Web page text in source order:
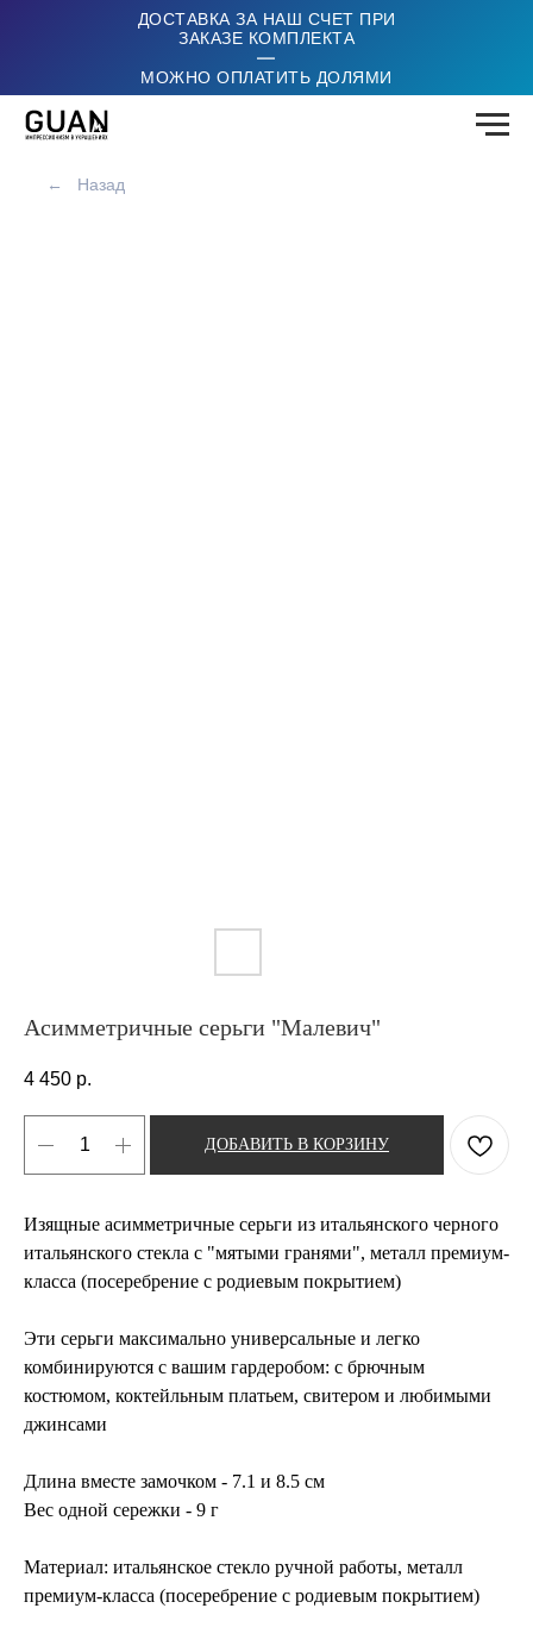
ДОСТАВКА ЗА НАШ СЧЕТ ПРИ
ЗАКАЗЕ КОМПЛЕКТА
|
МОЖНО ОПЛАТИТЬ ДОЛЯМИ
← Назад
Асимметричные серьги "Малевич"
4 450 р.
ДОБАВИТЬ В КОРЗИНУ
Изящные асимметричные серьги из итальянского черного
итальянского стекла с "мятыми гранями", металл премиум-
класса (посеребрение с родиевым покрытием)
Эти серьги максимально универсальные и легко
комбинируются с вашим гардеробом: с брючным
костюмом, коктейльным платьем, свитером и любимыми
джинсами
Длина вместе замочком - 7.1 и 8.5 см
Вес одной сережки - 9 г
Материал: ​итальянское стекло ручной работы, металл
премиум-класса (посеребрение с родиевым покрытием)